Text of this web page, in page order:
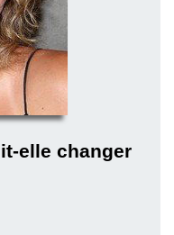
elle changer